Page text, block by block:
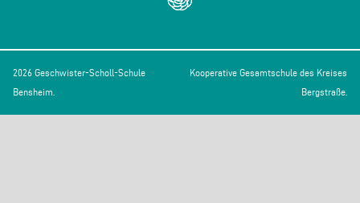
2026 Geschwister-Scholl-Schule
Bensheim.
Kooperative Gesamtschule des Kreises
Bergstraße.